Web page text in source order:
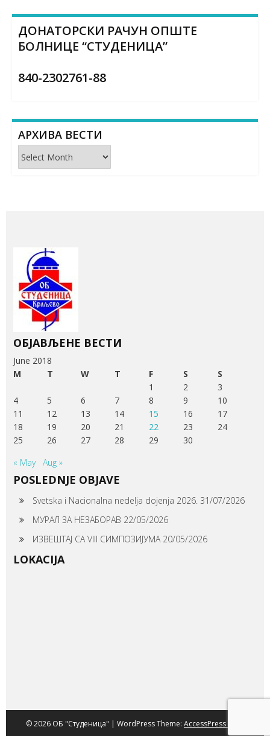
ДОНАТОРСКИ РАЧУН ОПШТЕ
БОЛНИЦЕ “СТУДЕНИЦА”
840-2302761-88
АРХИВА ВЕСТИ
Архива
вести
ОБЈАВЉЕНЕ ВЕСТИ
June 2018
M
T W T F S
S
1
2
3
4
5 6 7 8 9
10
11
12 13 14 15 16
17
18
19 20 21 22 23
24
25
26 27 28 29
30
« May
Aug »
POSLEDNJE OBJAVE
Svetska i Nacionalna nedelja dojenja 2026. 31/07/2026
МУРАЛ ЗА НЕЗАБОРАВ 22/05/2026
ИЗВЕШТАЈ СА VIII СИМПОЗИЈУМА 20/05/2026
LOKACIJA
© 2026 ОБ "Студеница" | WordPress Theme: AccessPress Root